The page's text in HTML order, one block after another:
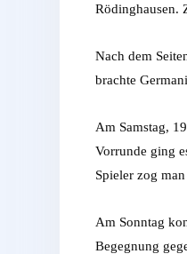
Rödinghausen.
Nach dem
brachte
Am Samstag,
Vorrunde ging
Spieler zog
Am Sonntag
Begegnung